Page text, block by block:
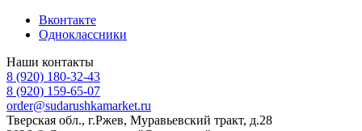
Вконтакте
Одноклассники
Наши контакты
8 (920) 180-32-43
8 (920) 159-65-07
order@sudarushkamarket.ru
Тверская обл., г.Ржев, Муравьевский тракт, д.28